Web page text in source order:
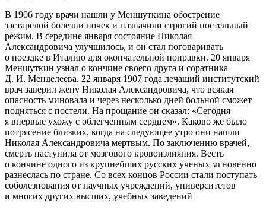
В 1906 году врачи нашли у Меншуткина обострение
застарелой болезни почек и назначили строгий постельный
режим. В середине января состояние Николая
Александровича улучшилось, и он стал поговаривать
о поездке в Италию для окончательной поправки. 20 января
Меншуткин узнал о кончине своего друга и соратника
Д. И. Менделеева. 22 января 1907 года лечащий институтский
врач заверил жену Николая Александровича, что всякая
опасность миновала и через несколько дней больной сможет
подняться с постели. На прощание он сказал:
Сегодня
я впервые ухожу с облегченным сердцем . Каково же было
потрясение близких, когда на следующее утро они нашли
Николая Александровича мертвым. По заключению врачей,
смерть наступила от мозгового кровоизлияния. Весть
о кончине одного из крупнейших русских ученых мгновенно
разнеслась по стране. Со всех концов России стали поступать
соболезнования от научных учреждений, университетов
и многих других высших, учебных заведений